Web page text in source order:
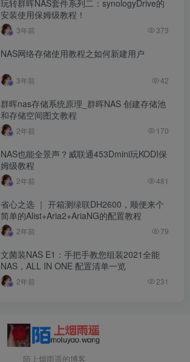
玩转群晖NAS套件系列二：synologyDrive的
安装使用保姆级教程！
3年前 373
NAS网络存储使用教程之如何新建用户
3年前 42
群晖nas存储系统原理_群晖NAS 创建存储池
和存储空间图文教程
2年前 170
NAS也能全景声？威联通453Dmini玩KODI保
姆级教程
2年前 481
省心之选 ｜ 开箱测绿联DH2600，顺便来个
简单的Alist+Aria2+AriaNG的配置教程
2年前 79
文菌装NAS E1：手把手教您组装2021全能
NAS，ALL IN ONE 配置清单一览
2年前 231
陌上烟雨遥的博客